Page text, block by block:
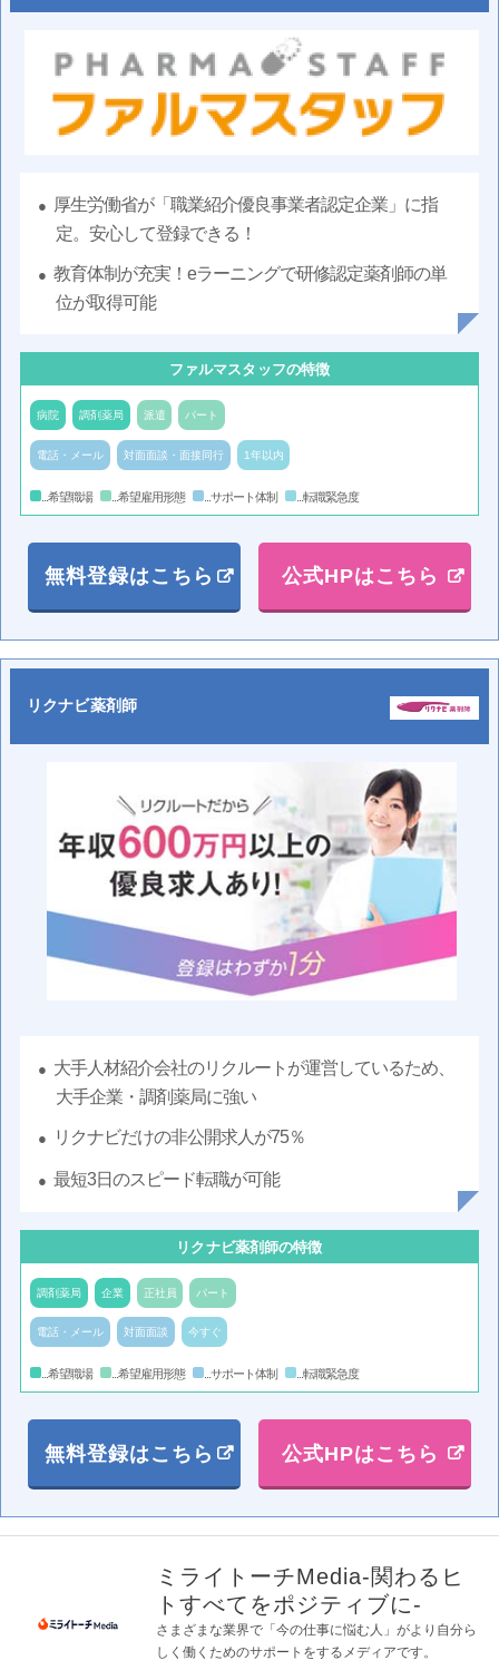
厚生労働省が「職業紹介優良事業者認定企業」に指
定。安心して登録できる！
教育体制が充実！eラーニングで研修認定薬剤師の単
位が取得可能
ファルマスタッフの特徴
病院 調剤薬局 派遣 パート
電話・メール 対面面談・面接同行 1年以内
...希望職場 ...希望雇用形態 ...サポート体制 ...転職緊急度
無料登録はこちら 公式HPはこちら
リクナビ薬剤師
大手人材紹介会社のリクルートが運営しているため、
大手企業・調剤薬局に強い
リクナビだけの非公開求人が75％
最短3日のスピード転職が可能
リクナビ薬剤師の特徴
調剤薬局 企業 正社員 パート
電話・メール 対面面談 今すぐ
...希望職場 ...希望雇用形態 ...サポート体制 ...転職緊急度
無料登録はこちら 公式HPはこちら
ミライトーチMedia-関わるヒ
トすべてをポジティブに-
さまざまな業界で「今の仕事に悩む人」がより自分ら
しく働くためのサポートをするメディアです。